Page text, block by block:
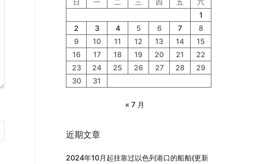
1
2
3 4 5 6 7
8
9
10 11 12 13 14
15
16
17 18 19 20 21
22
23
24 25 26 27 28
29
30
31
« 7 月
近期文章
2024年10月起挂靠过以色列港口的船舶(更新